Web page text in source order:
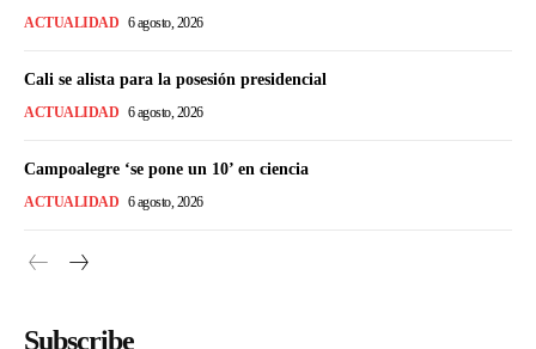
ACTUALIDAD 6 agosto, 2026
Cali se alista para la posesión presidencial
ACTUALIDAD 6 agosto, 2026
Campoalegre ‘se pone un 10’ en ciencia
ACTUALIDAD 6 agosto, 2026
Subscribe